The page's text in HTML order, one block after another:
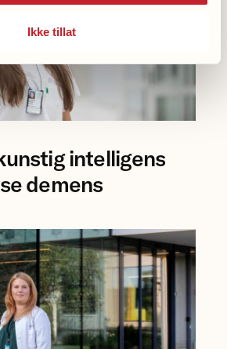
Ikke tillat
intelligens
demens